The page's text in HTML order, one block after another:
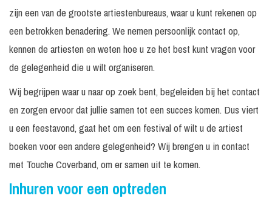
zijn een van de grootste artiestenbureaus, waar u kunt rekenen op
een betrokken benadering. We nemen persoonlijk contact op,
kennen de artiesten en weten hoe u ze het best kunt vragen voor
de gelegenheid die u wilt organiseren.
Wij begrijpen waar u naar op zoek bent, begeleiden bij het contact
en zorgen ervoor dat jullie samen tot een succes komen. Dus viert
u een feestavond, gaat het om een festival of wilt u de artiest
boeken voor een andere gelegenheid? Wij brengen u in contact
met Touche Coverband, om er samen uit te komen.
Inhuren voor een optreden